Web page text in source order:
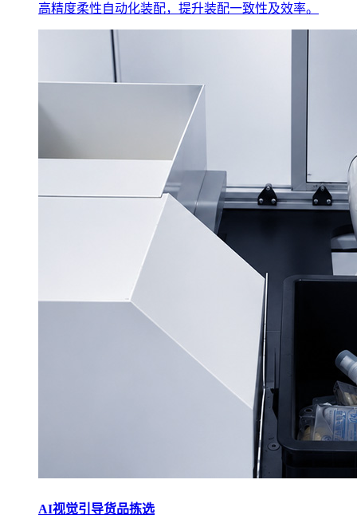
高精度柔性自动化装配，提升装配一致性及效率。
AI视觉引导货品拣选